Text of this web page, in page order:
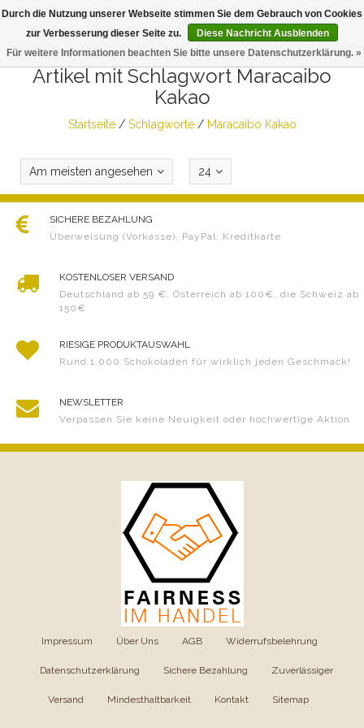
Artikel mit Schlagwort Maracaibo
Kakao
Startseite/ Schlagworte/ Maracaibo Kakao
Am meisten angesehen 24
SICHERE BEZAHLUNG
Überweisung (Vorkasse), PayPal, Kreditkarte
KOSTENLOSER VERSAND
Deutschland ab 59 €, Österreich ab 100€, die Schweiz ab
150€
RIESIGE PRODUKTAUSWAHL
Rund 1.000 Schokoladen für wirklich jeden Geschmack!
NEWSLETTER
Verpassen Sie keine Neuigkeit oder hochwertige Aktion
Impressum Über Uns AGB Widerrufsbelehrung
Datenschutzerklärung Sichere Bezahlung Zuverlässiger
Versand Mindesthaltbarkeit Kontakt Sitemap
Durch die Nutzung unserer Webseite stimmen Sie dem Gebrauch von Cookies
zur Verbesserung dieser Seite zu.
Diese Nachricht Ausblenden
Für weitere Informationen beachten Sie bitte unsere Datenschutzerklärung. »